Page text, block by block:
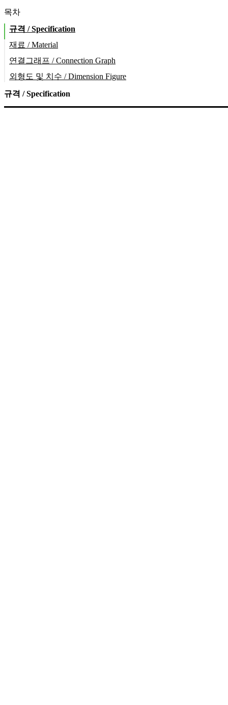
목차
규격 / Specification
재료 / Material
연결그래프 / Connection Graph
외형도 및 치수 / Dimension Figure
규격 / Specification